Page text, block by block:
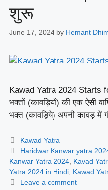
शुरू
June 17, 2024 by Hemant
Kawad Yatra 2024 Starts
भक्तों (कावड़ियों) की एक ऐसी
भक्त (कावड़िये) अपनी कावड़ में
Categories
Kawad Yatra
Tags
Haridwar Kanwar yatra
Kanwar Yatra 2024 Kavad
Yatra 2024 in Hindi Kawad
Leave a comment